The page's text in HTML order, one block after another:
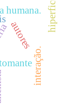
autores
humana. hiperficção
interação.